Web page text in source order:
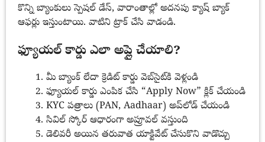
కొన్ని బ్యాంకులు స్పెషల్ డేస్, వారాంతాల్లో అదనపు క్యాష్ బ్యాక్
ఆఫర్లు ఇస్తుంటాయి. వాటిని ట్రాక్ చేసి వాడండి.
ఫ్యూయల్ కార్డు ఎలా అప్లై చేయాలి?
మీ బ్యాంక్ లేదా క్రెడిట్ కార్డు వెబ్‌సైట్‌కి వెళ్లండి
ఫ్యూయల్ కార్డు ఎంపిక చేసి “Apply Now” క్లిక్ చేయండి
KYC పత్రాలు (PAN, Aadhaar) అప్‌లోడ్ చేయండి
సివిల్ స్కోర్ ఆధారంగా అప్రూవల్ వస్తుంది
డెలివరీ అయిన తరువాత యాక్టివేట్ చేసుకొని వాడొచ్చు